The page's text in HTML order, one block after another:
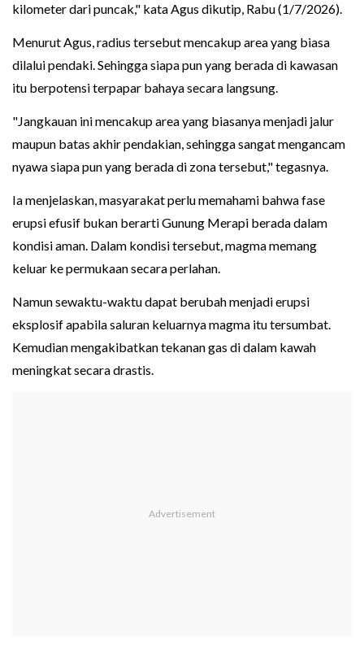
kilometer dari puncak," kata Agus dikutip, Rabu (1/7/2026).
Menurut Agus, radius tersebut mencakup area yang biasa
dilalui pendaki. Sehingga siapa pun yang berada di kawasan
itu berpotensi terpapar bahaya secara langsung.
"Jangkauan ini mencakup area yang biasanya menjadi jalur
maupun batas akhir pendakian, sehingga sangat mengancam
nyawa siapa pun yang berada di zona tersebut," tegasnya.
Ia menjelaskan, masyarakat perlu memahami bahwa fase
erupsi efusif bukan berarti Gunung Merapi berada dalam
kondisi aman. Dalam kondisi tersebut, magma memang
keluar ke permukaan secara perlahan.
Namun sewaktu-waktu dapat berubah menjadi erupsi
eksplosif apabila saluran keluarnya magma itu tersumbat.
Kemudian mengakibatkan tekanan gas di dalam kawah
meningkat secara drastis.